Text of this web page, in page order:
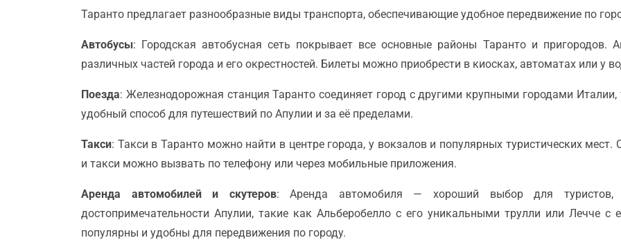
Таранто предлагает разнообразные виды транспорта, обеспечивающие удобное передвижение по
Автобусы: Городская автобусная сеть покрывает все основные районы Таранто и
различных частей города и его окрестностей. Билеты можно приобрести в киосках, автоматах или у
Поезда: Железнодорожная станция Таранто соединяет город с другими крупными городами
удобный способ для путешествий по Апулии и за её пределами.
Такси: Такси в Таранто можно найти в центре города, у вокзалов и популярных туристических
и такси можно вызвать по телефону или через мобильные приложения.
Аренда автомобилей и скутеров: Аренда автомобиля — хороший выбор для туристов,
достопримечательности Апулии, такие как Альберобелло с его уникальными трулли или Лечче с
популярны и удобны для передвижения по городу.